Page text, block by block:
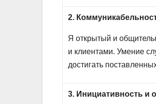
2.
Я открытый и
и клиентами. Умение
достигать
3. Инициативность и